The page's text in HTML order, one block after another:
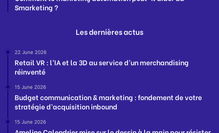
Smarketing ?
Les dernières actus
22 June 2026
Retail VR : l’IA et la 3D au service d’un merchandising
réinventé
15 June 2026
Budget communication & marketing : fondement de votre
stratégie d’acquisition inbound
15 June 2026